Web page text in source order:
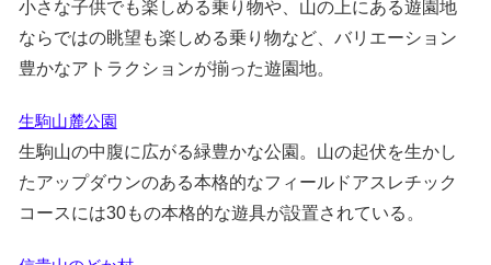
小さな子供でも楽しめる乗り物や、山の上にある遊園地
ならではの眺望も楽しめる乗り物など、バリエーション
豊かなアトラクションが揃った遊園地。
生駒山麓公園
生駒山の中腹に広がる緑豊かな公園。山の起伏を生かし
たアップダウンのある本格的なフィールドアスレチック
コースには30もの本格的な遊具が設置されている。